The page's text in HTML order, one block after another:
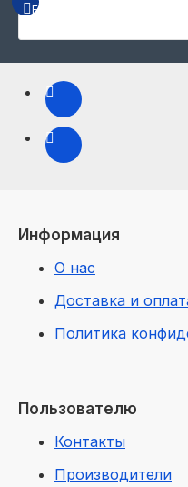
БЫСТРЫЙ ПРОСМОТР
Информация
О нас
Доставка и
Политика
Пользователю
Контакты
Производители